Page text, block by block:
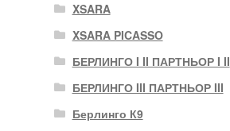
XSARA
XSARA PICASSO
БЕРЛИНГО I II ПАРТНЬОР I II
БЕРЛИНГО III ПАРТНЬОР III
Берлинго К9